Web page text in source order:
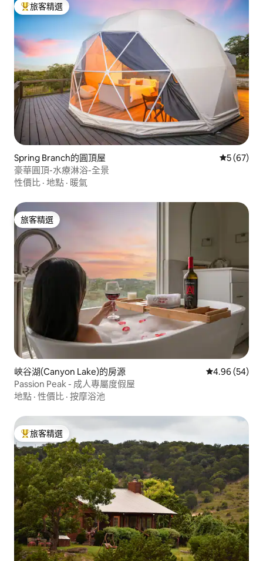
旅客精選榜首
旅客精選
Spring Branch的圓頂屋 從 67 則評
5 (67)
豪華圓頂-水療淋浴-全景
性價比 · 地點 · 暖氣
旅客精選
旅客精選
峽谷湖(Canyon Lake)的房源 從 54 則評價
4.96 (54)
Passion Peak - 成人專屬度假屋
地點 · 性價比 · 按摩浴池
旅客精選榜首
旅客精選